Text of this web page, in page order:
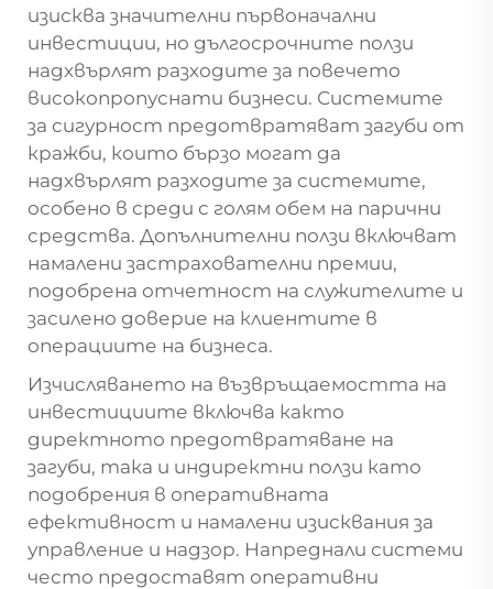
изисква значителни първоначални
инвестиции, но дългосрочните ползи
надхвърлят разходите за повечето
високопропуснати бизнеси. Системите
за сигурност предотвратяват загуби от
кражби, които бързо могат да
надхвърлят разходите за системите,
особено в среди с голям обем на парични
средства. Допълнителни ползи включват
намалени застрахователни премии,
подобрена отчетност на служителите и
засилено доверие на клиентите в
операциите на бизнеса.
Изчисляването на възвръщаемостта на
инвестициите включва както
директното предотвратяване на
загуби, така и индиректни ползи като
подобрения в оперативната
ефективност и намалени изисквания за
управление и надзор. Напреднали системи
често предоставят оперативни